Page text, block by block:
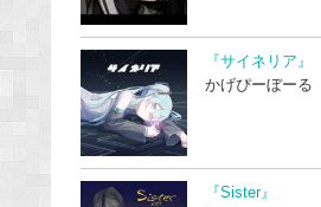
『サイネリア』
かげぴーぼーる
『Sister』